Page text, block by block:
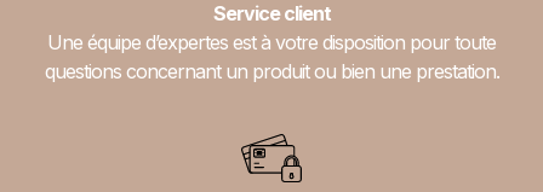
Service client
Une équipe d’expertes est à votre disposition pour toute
questions concernant un produit ou bien une prestation.